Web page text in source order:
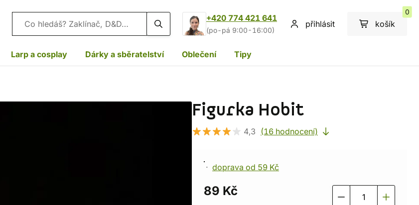
Vyhledávání
+420 774 421 641
(po-pá 9:00-16:00)
přihlásit košík
0
Larp a cosplay Dárky a sběratelství Oblečení Tipy
Figurka Hobit
4,3 (16 hodnocení)
doprava od 59 Kč
89 Kč